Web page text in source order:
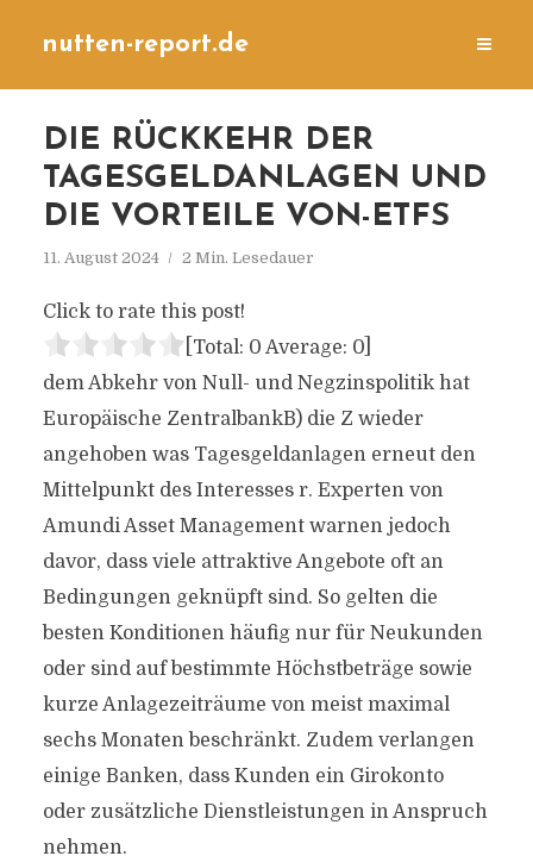
nutten-report.de
DIE RÜCKKEHR DER
TAGESGELDANLAGEN UND
DIE VORTEILE VON-ETFS
11. August 2024 2 Min. Lesedauer
Click to rate this post!
[Total: 0 Average: 0]
dem Abkehr von Null- und Negzinspolitik hat
Europäische ZentralbankB) die Z wieder
angehoben was Tagesgeldanlagen erneut den
Mittelpunkt des Interesses r. Experten von
Amundi Asset Management warnen jedoch
davor, dass viele attraktive Angebote oft an
Bedingungen geknüpft sind. So gelten die
besten Konditionen häufig nur für Neukunden
oder sind auf bestimmte Höchstbeträge sowie
kurze Anlagezeiträume von meist maximal
sechs Monaten beschränkt. Zudem verlangen
einige Banken, dass Kunden ein Girokonto
oder zusätzliche Dienstleistungen in Anspruch
nehmen.